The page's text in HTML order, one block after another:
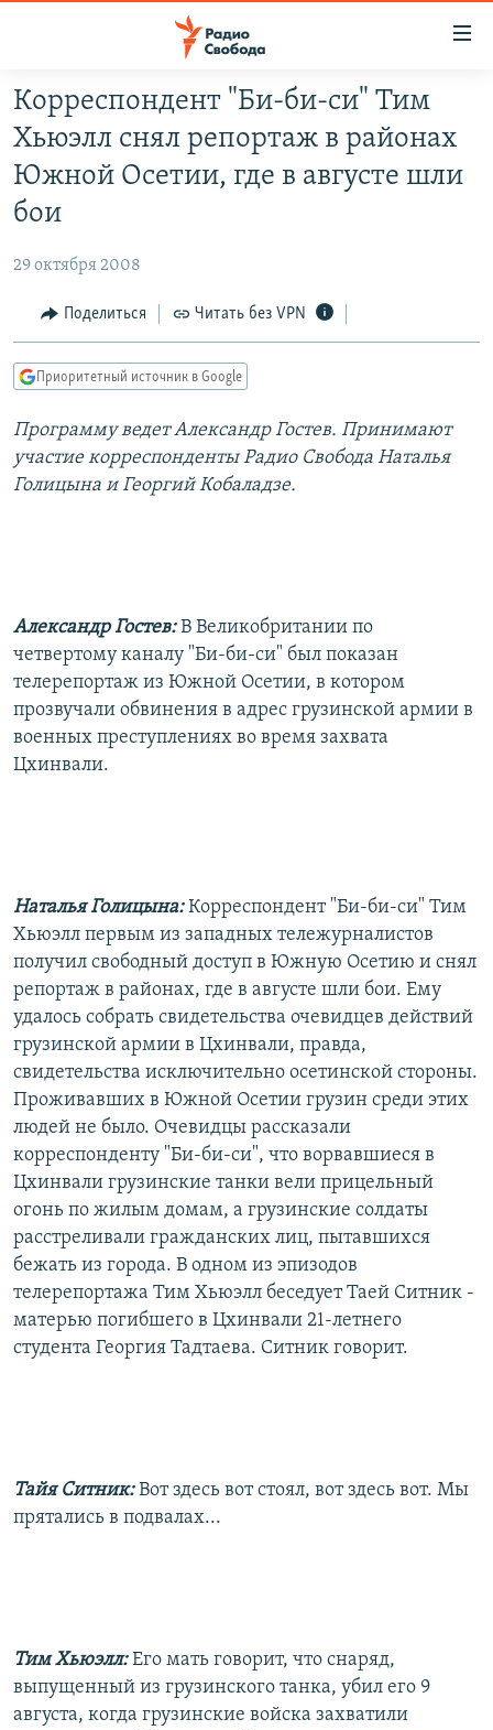
упрощенного
доступа
Вернуться
основному
Вернутся
главной
Вернутся
поиску
ПРОГРАММЫ
АВТОРСКИЕ ПРОЕКТЫ
МНЕНИЯ
КУЛЬТУРА
КАВКАЗ.РЕАЛИИ
СЕВЕР.РЕАЛИИ
СИБИРЬ.РЕАЛИИ
Все сайты РСЕ/РС
Корреспондент "Би-би-си" Тим
Хьюэлл снял репортаж в районах
Южной Осетии, где в августе шли
бои
29 октября 2008
Поделиться Читать без VPN
Приоритетный источник в Google
Программу ведет Александр Гостев. Принимают
участие корреспонденты Радио Свобода Наталья
Голицына и Георгий Кобаладзе.
Александр Гостев:В Великобритании по
четвертому каналу "Би-би-си" был показан
телерепортаж из Южной Осетии, в котором
прозвучали обвинения в адрес грузинской армии в
военных преступлениях во время захвата
Цхинвали.
Наталья Голицына:Корреспондент "Би-би-си" Тим
Хьюэлл первым из западных тележурналистов
получил свободный доступ в Южную Осетию и снял
репортаж в районах, где в августе шли бои. Ему
удалось собрать свидетельства очевидцев действий
грузинской армии в Цхинвали, правда,
свидетельства исключительно осетинской стороны.
Проживавших в Южной Осетии грузин среди этих
людей не было. Очевидцы рассказали
корреспонденту "Би-би-си", что ворвавшиеся в
Цхинвали грузинские танки вели прицельный
огонь по жилым домам, а грузинские солдаты
расстреливали гражданских лиц, пытавшихся
бежать из города. В одном из эпизодов
телерепортажа Тим Хьюэлл беседует Таей Ситник -
матерью погибшего в Цхинвали 21-летнего
студента Георгия Тадтаева. Ситник говорит.
Тайя Ситник:Вот здесь вот стоял, вот здесь вот. Мы
прятались в подвалах...
Тим Хьюэлл:Его мать говорит, что снаряд,
выпущенный из грузинского танка, убил его 9
августа, когда грузинские войска захватили